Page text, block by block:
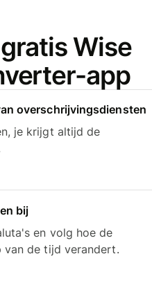
Wise
app
overschrijvingsdiensten
je krijgt altijd de
bij
en volg hoe de
van de tijd verandert.